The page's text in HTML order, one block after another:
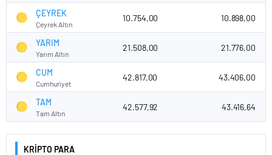
ÇEYREK
Çeyrek Altın
10.754,00 10.898,00
YARIM
Yarım Altın
21.508,00 21.776,00
CUM
Cumhuriyet
42.817,00 43.406,00
TAM
Tam Altın
42.577,92 43.416,64
KRİPTO PARA